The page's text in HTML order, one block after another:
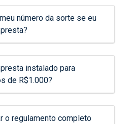
número da sorte se eu
instalado para
de R$1.000?
o regulamento completo